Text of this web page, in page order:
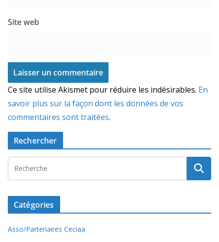
Site web
Ce site utilise Akismet pour réduire les indésirables. En
savoir plus sur la façon dont les données de vos
commentaires sont traitées.
Rechercher
Catégories
Asso/Partenaires Ceciaa